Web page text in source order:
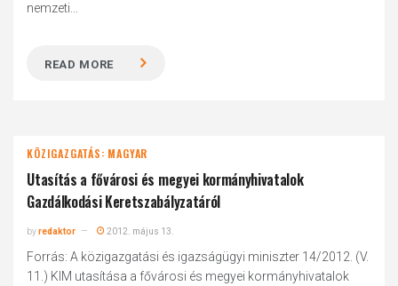
nemzeti...
READ MORE
KÖZIGAZGATÁS: MAGYAR
Utasítás a fővárosi és megyei kormányhivatalok
Gazdálkodási Keretszabályzatáról
byredaktor 2012. május 13.
Forrás: A közigazgatási és igazságügyi miniszter 14/2012. (V.
11.) KIM utasítása a fővárosi és megyei kormányhivatalok